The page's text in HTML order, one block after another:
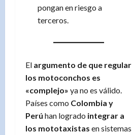
pongan en riesgo a
terceros.
El argumento de que regular
los motoconchos es
«complejo» ya no es válido.
Países como Colombia y
Perú han logrado integrar a
los mototaxistas en sistemas